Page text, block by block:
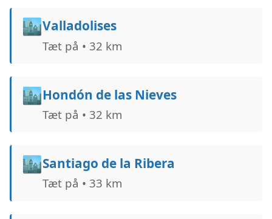
🏙️Valladolises
Tæt på • 32 km
🏙️Hondón de las Nieves
Tæt på • 32 km
🏙️Santiago de la Ribera
Tæt på • 33 km